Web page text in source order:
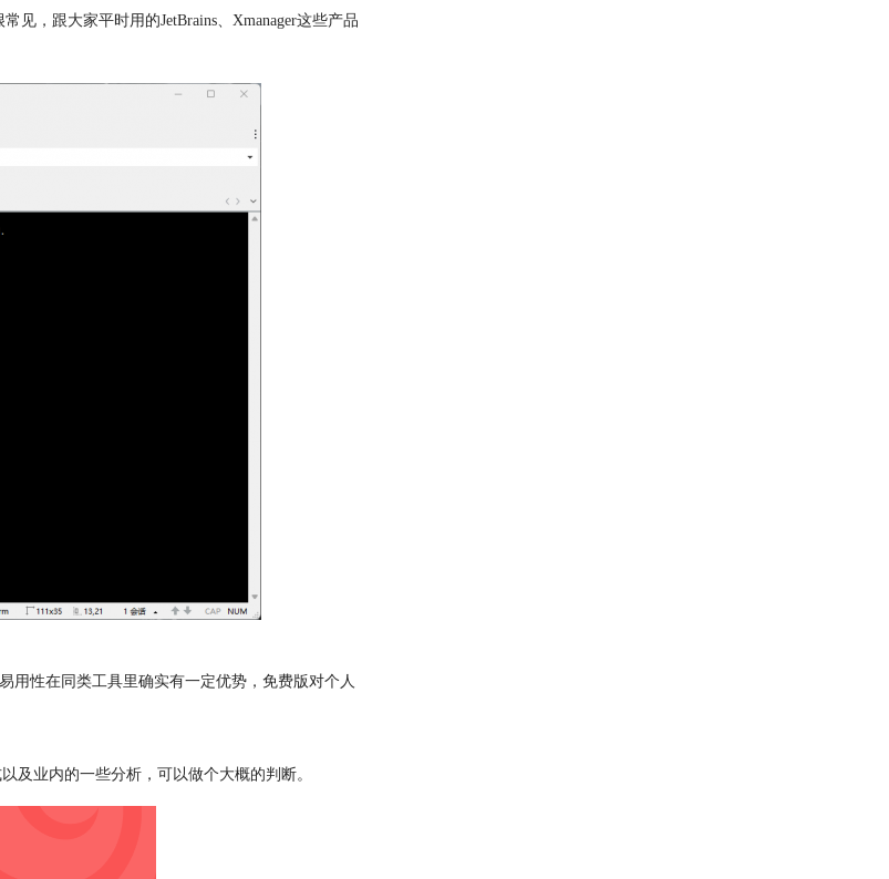
，跟大家平时用的JetBrains、Xmanager这些产品
用性在同类工具里确实有一定优势，免费版对个人
及业内的一些分析，可以做个大概的判断。